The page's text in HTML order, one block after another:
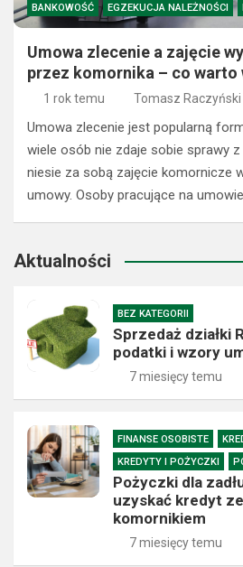
BANKOWOŚĆ EGZEKUCJA NALEŻNOŚCI
Umowa zlecenie a zajęcie
przez komornika – co warto
1 rok temu Tomasz Raczyński
Umowa zlecenie jest popularną
wiele osób nie zdaje sobie sprawy
niesie za sobą zajęcie komornicze
umowy. Osoby pracujące na umowie…
Aktualności
BEZ KATEGORII
Sprzedaż działki
podatki i wzory
7 miesięcy temu
FINANSE OSOBISTE
KREDYTY I POŻYCZKI
Pożyczki dla
uzyskać kredyt
komornikiem
7 miesięcy temu